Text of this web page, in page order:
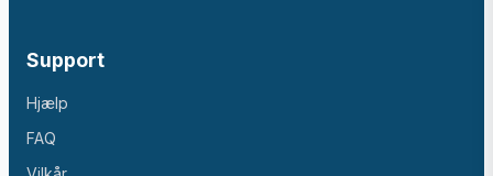
Support
Hjælp
FAQ